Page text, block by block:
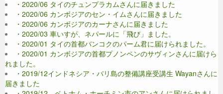
・2020/06 タイのチュンプラカムさんに届きました
・2020/06 カンボジアのセン・イムさんに届きました
・2020/06 カンボジアのカーナさんに届きました
・2020/03 車いすが、ネパールに「飛び」ました。
・2020/01 タイの首都バンコクのパーム君に届けられました。
・2020/01 カンボジアの首都プノンペンのサヴィンさんに届けら
れました。
・2019/12インドネシア・バリ島の整備講座受講生 Wayanさんに
届きました